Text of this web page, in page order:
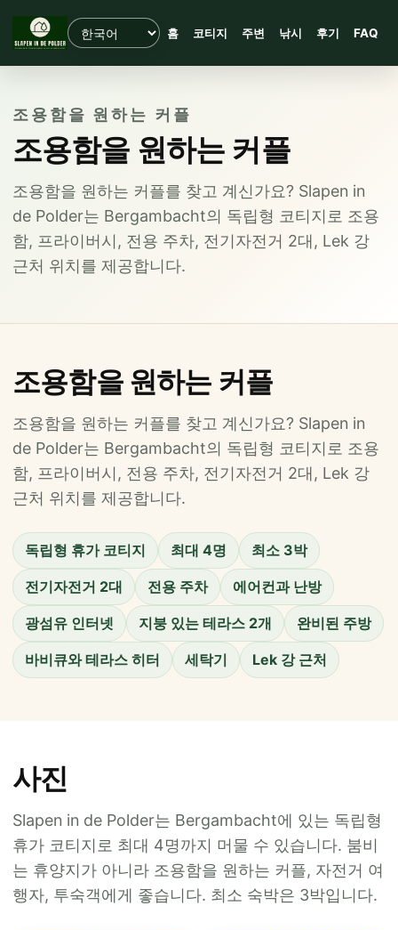
홈 코티지 주변 낚시 후기 FAQ
조용함을 원하는 커플
조용함을 원하는 커플
조용함을 원하는 커플를 찾고 계신가요? Slapen in
de Polder는 Bergambacht의 독립형 코티지로 조용
함, 프라이버시, 전용 주차, 전기자전거 2대, Lek 강
근처 위치를 제공합니다.
조용함을 원하는 커플
조용함을 원하는 커플를 찾고 계신가요? Slapen in
de Polder는 Bergambacht의 독립형 코티지로 조용
함, 프라이버시, 전용 주차, 전기자전거 2대, Lek 강
근처 위치를 제공합니다.
독립형 휴가 코티지 최대 4명 최소 3박
전기자전거 2대 전용 주차 에어컨과 난방
광섬유 인터넷 지붕 있는 테라스 2개 완비된 주방
바비큐와 테라스 히터 세탁기 Lek 강 근처
사진
Slapen in de Polder는 Bergambacht에 있는 독립형
휴가 코티지로 최대 4명까지 머물 수 있습니다. 붐비
는 휴양지가 아니라 조용함을 원하는 커플, 자전거 여
행자, 투숙객에게 좋습니다. 최소 숙박은 3박입니다.